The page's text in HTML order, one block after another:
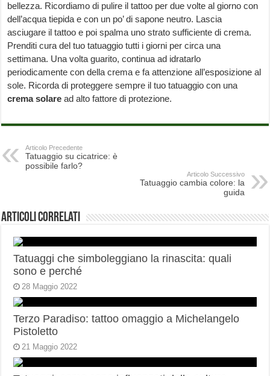
bellezza. Ricordiamo di pulire il tattoo per due volte al giorno con
dell’acqua tiepida e con un po’ di sapone neutro. Lascia
asciugare il tattoo e poi spalma uno strato sufficiente di crema.
Prenditi cura del tuo tatuaggio tutti i giorni per circa una
settimana. Una volta guarito, continua ad idratarlo
periodicamente con della crema e fa attenzione all’esposizione al
sole. Ricorda di proteggere sempre il tuo tatuaggio con una
crema solare ad alto fattore di protezione.
Articolo Precedente
Tatuaggio su cicatrice: è
possibile farlo?
Articolo Successivo
Tatuaggio cambia colore: la
guida
Articoli correlati
Tatuaggi che simboleggiano la rinascita: quali
sono e perché
28 Maggio 2022
Terzo Paradiso: tattoo omaggio a Michelangelo
Pistoletto
21 Maggio 2022